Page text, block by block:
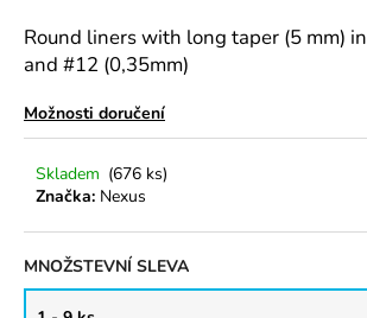
Round liners with long taper (5 mm)
and #12 (0,35mm)
Možnosti doručení
Skladem (676 ks)
Značka: Nexus
MNOŽSTEVNÍ SLEVA
a
j
t
HLEDAT